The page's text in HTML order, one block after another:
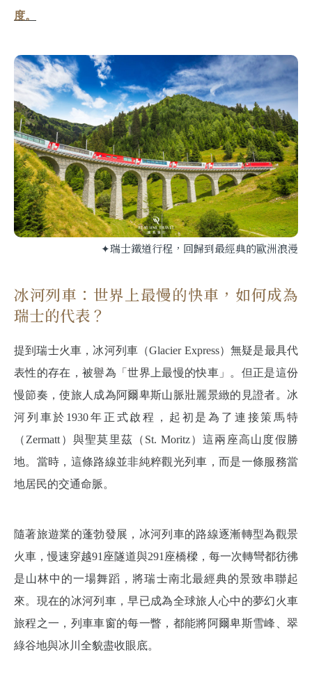
度。
✦瑞士鐵道行程，回歸到最經典的歐洲浪漫
冰河列車：世界上最慢的快車，如何成為
瑞士的代表？
提到瑞士火車，冰河列車（Glacier Express）無疑是最具代
表性的存在，被譽為「世界上最慢的快車」。但正是這份
慢節奏，使旅人成為阿爾卑斯山脈壯麗景緻的見證者。冰
河列車於1930年正式啟程，起初是為了連接策馬特
（Zermatt）與聖莫里茲（St. Moritz）這兩座高山度假勝
地。當時，這條路線並非純粹觀光列車，而是一條服務當
地居民的交通命脈。
隨著旅遊業的蓬勃發展，冰河列車的路線逐漸轉型為觀景
火車，慢速穿越91座隧道與291座橋樑，每一次轉彎都彷彿
是山林中的一場舞蹈，將瑞士南北最經典的景致串聯起
來。現在的冰河列車，早已成為全球旅人心中的夢幻火車
旅程之一，列車車窗的每一瞥，都能將阿爾卑斯雪峰、翠
綠谷地與冰川全貌盡收眼底。